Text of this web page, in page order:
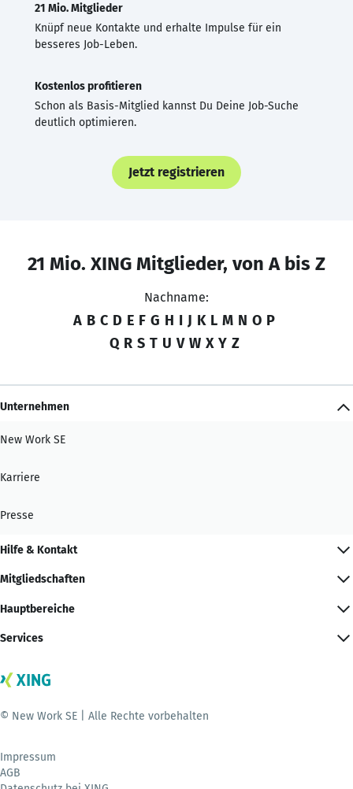
21 Mio. Mitglieder
Knüpf neue Kontakte und erhalte Impulse für ein
besseres Job-Leben.
Kostenlos profitieren
Schon als Basis-Mitglied kannst Du Deine Job-Suche
deutlich optimieren.
Jetzt registrieren
21 Mio. XING Mitglieder, von A bis Z
Nachname:
A B C D E F G H I J K L M N O P
Q R S T U V W X Y Z
Unternehmen
New Work SE
Karriere
Presse
Hilfe & Kontakt
Mitgliedschaften
Hauptbereiche
Services
© New Work SE | Alle Rechte vorbehalten
Impressum
AGB